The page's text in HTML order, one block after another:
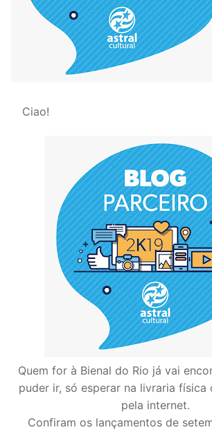
Ciao!
Quem for à Bienal do Rio já vai
puder ir, só esperar na livraria física
pela internet.
Confiram os lançamentos de